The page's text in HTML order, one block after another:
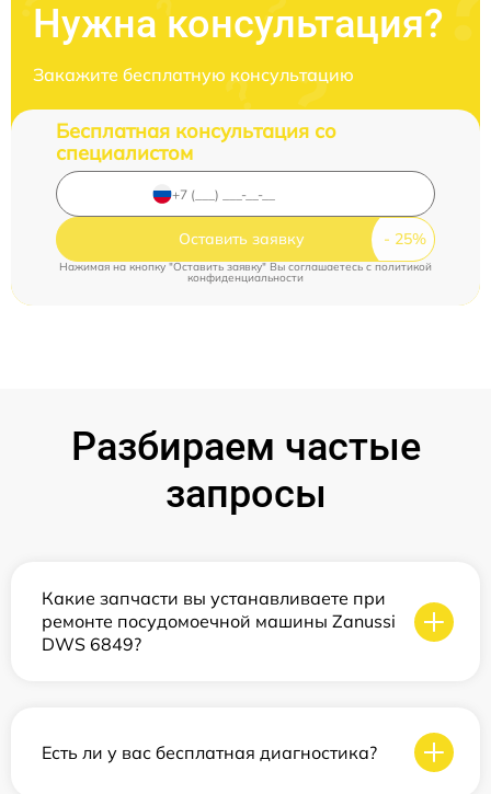
Нужна консультация?
Закажите бесплатную консультацию
Бесплатная консультация со
специалистом
Оставить заявку
Нажимая на кнопку "Оставить заявку" Вы соглашаетесь cполитикой
конфиденциальности
Разбираем частые
запросы
Какие запчасти вы устанавливаете при
ремонте посудомоечной машины Zanussi
DWS 6849?
Есть ли у вас бесплатная диагностика?